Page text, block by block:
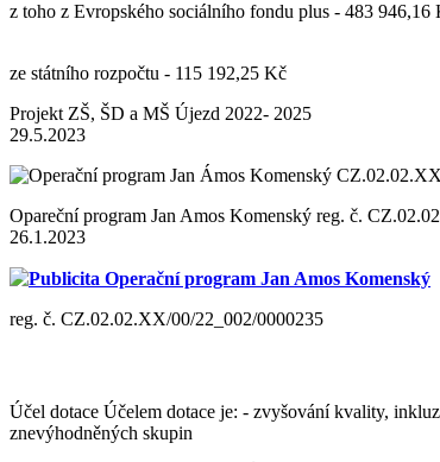
z toho z Evropského sociálního fondu plus - 483 946,16
ze státního rozpočtu - 115 192,25 Kč
Projekt ZŠ, ŠD a MŠ Újezd 2022- 2025
29.5.2023
Opareční program Jan Amos Komenský reg. č.
26.1.2023
Publicita Operační program Jan Amos Komenský
reg. č. CZ.02.02.XX/00/22_002/0000235
Účel dotace Účelem dotace je: - zvyšování kvality,
znevýhodněných skupin